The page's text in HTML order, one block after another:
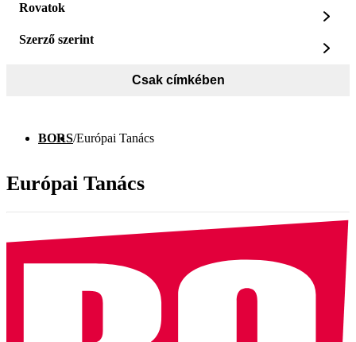
Rovatok
Szerző szerint
Csak címkében
BORS/Európai Tanács
Európai Tanács